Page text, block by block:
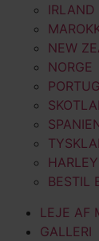
IRLAND
NEW
NORGE
BESTIL
LEJE AF
GALLERI